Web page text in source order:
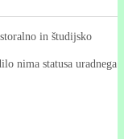
in študijsko
nima statusa uradnega